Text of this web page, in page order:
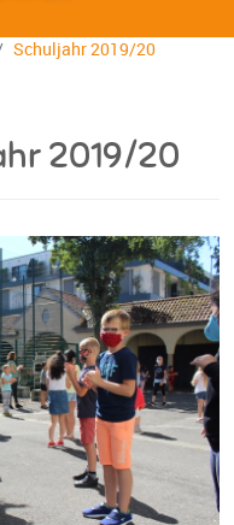
Schuljahr 2019/20
2019/20